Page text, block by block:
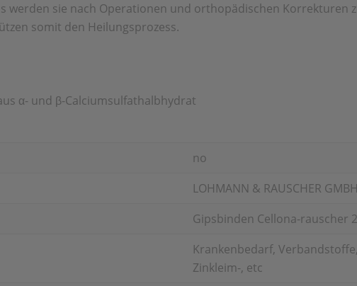
sie nach Operationen und orthopädischen Korrekturen
somit den Heilungsprozess.
α- und β-Calciumsulfathalbhydrat
no
LOHMANN & RAUSCHER GMBH
Gipsbinden Cellona-rauscher
Krankenbedarf,
Zinkleim-, etc